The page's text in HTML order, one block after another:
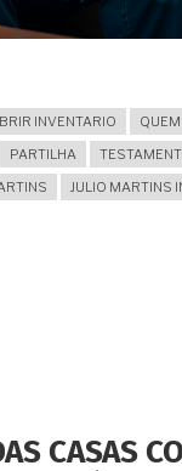
INVENTARIO
PARTILHA
JULIO MARTINS
CASAS